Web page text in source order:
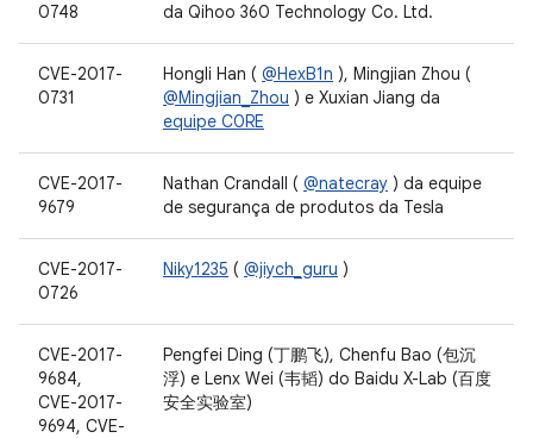
0748
da Qihoo 360 Technology Co. Ltd.
CVE-2017-
0731
Hongli Han ( @HexB1n ), Mingjian Zhou (
@Mingjian_Zhou ) e Xuxian Jiang da
equipe C0RE
CVE-2017-
9679
Nathan Crandall ( @natecray ) da equipe
de segurança de produtos da Tesla
CVE-2017-
0726
Niky1235 ( @jiych_guru )
CVE-2017-
9684,
CVE-2017-
9694, CVE-
Pengfei Ding (丁鹏飞), Chenfu Bao (包沉
浮) e Lenx Wei (韦韬) do Baidu X-Lab (百度
安全实验室)